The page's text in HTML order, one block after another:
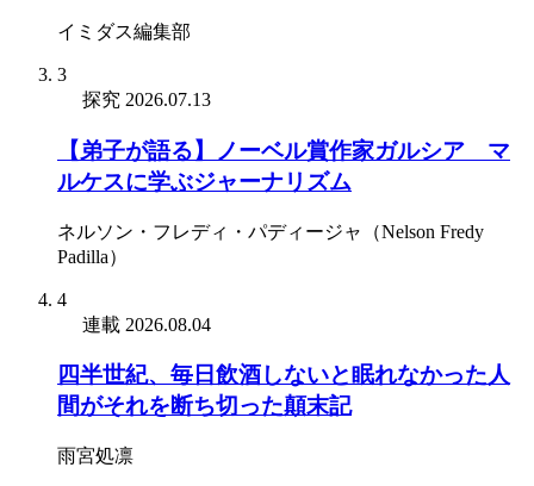
イミダス編集部
3
探究 2026.07.13
【弟子が語る】ノーベル賞作家ガルシア゠マ
ルケスに学ぶジャーナリズム
ネルソン・フレディ・パディージャ（Nelson Fredy
Padilla）
4
連載 2026.08.04
四半世紀、毎日飲酒しないと眠れなかった人
間がそれを断ち切った顛末記
雨宮処凛